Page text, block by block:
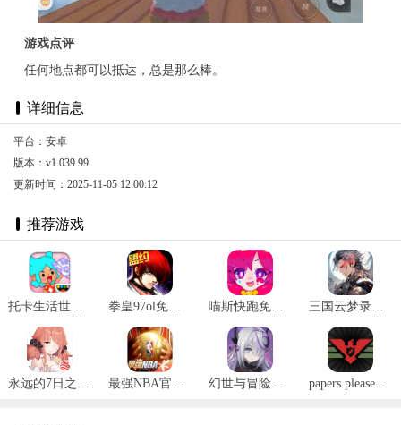
游戏点评
任何地点都可以抵达，总是那么棒。
详细信息
平台：安卓
版本：v1.039.99
更新时间：2025-11-05 12:00:12
推荐游戏
托卡生活世界全解锁版本2025 v1.72 拳皇97ol免费版 v3.3.5 喵斯快跑免费全角色解锁最新版 v4.3.0 三国云梦录正式版 v0.24.4
幻世与冒险国际服 v1.1.484 papers please安卓汉化版 v1.4.12